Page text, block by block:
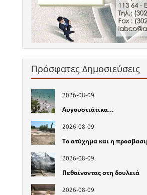
Πρόσφατες Δημοσιεύσεις
2026-08-09
Αυγουστιάτικα…
2026-08-09
Το ατύχημα και η
2026-08-09
Πεθαίνοντας στη δουλειά
2026-08-09